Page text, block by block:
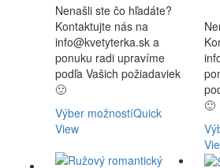
Nenašli ste čo hľadáte?
Kontaktujte nás na
info@kvetyterka.sk a
ponuku radi upravíme
podľa Vašich požiadaviek
🙂
Výber možnostíQuick
View
🙂